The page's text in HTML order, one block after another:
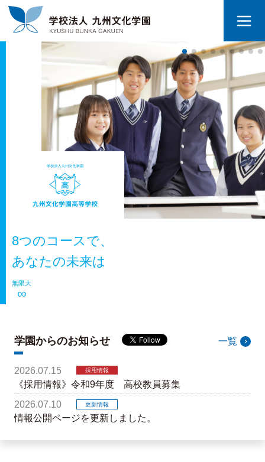
8つのコースで、
あなたの未来は
∞
無限大
無限大
学園からのお知らせ 一覧
2026.07.15 採用情報
《採用情報》令和9年度 高校教員募集
2026.07.10
更新情報
情報公開ページを更新しました。
2026.07.07